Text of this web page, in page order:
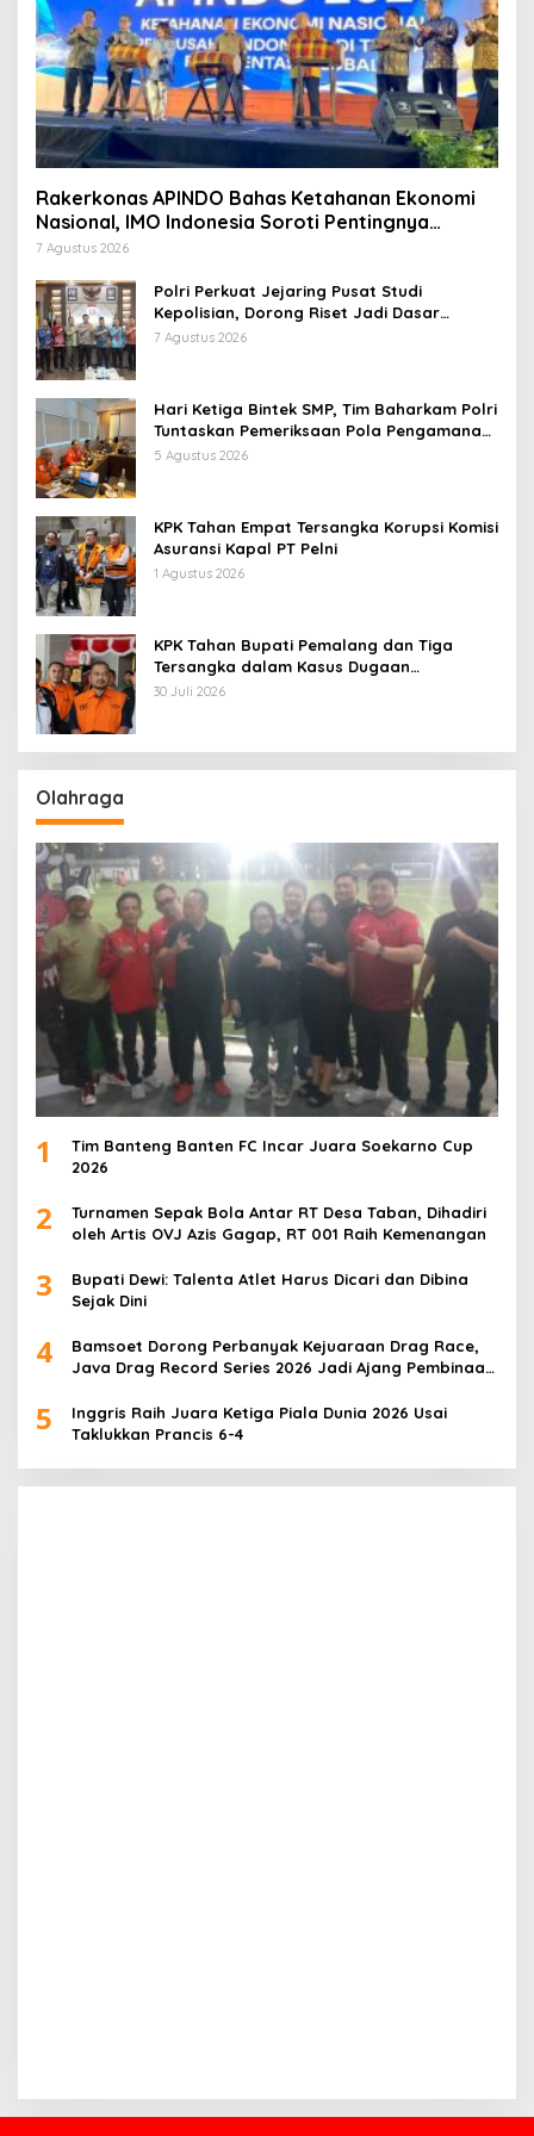
Rakerkonas APINDO Bahas Ketahanan Ekonomi
Nasional, IMO Indonesia Soroti Pentingnya
Kolaborasi Lintas Sektor
7 Agustus 2026
Polri Perkuat Jejaring Pusat Studi
Kepolisian, Dorong Riset Jadi Dasar
Kebijakan dan Inovasi
7 Agustus 2026
Hari Ketiga Bintek SMP, Tim Baharkam Polri
Tuntaskan Pemeriksaan Pola Pengamanan
Pertamina Patra Niaga Jabar
5 Agustus 2026
KPK Tahan Empat Tersangka Korupsi Komisi
Asuransi Kapal PT Pelni
1 Agustus 2026
KPK Tahan Bupati Pemalang dan Tiga
Tersangka dalam Kasus Dugaan
Pemerasan
30 Juli 2026
Olahraga
1
Tim Banteng Banten FC Incar Juara Soekarno Cup
2026
2
Turnamen Sepak Bola Antar RT Desa Taban, Dihadiri
oleh Artis OVJ Azis Gagap, RT 001 Raih Kemenangan
3
Bupati Dewi: Talenta Atlet Harus Dicari dan Dibina
Sejak Dini
4
Bamsoet Dorong Perbanyak Kejuaraan Drag Race,
Java Drag Record Series 2026 Jadi Ajang Pembinaan
5
Inggris Raih Juara Ketiga Piala Dunia 2026 Usai
Taklukkan Prancis 6-4